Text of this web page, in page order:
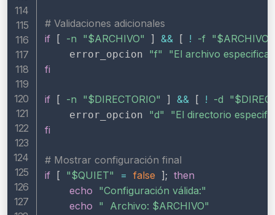
# Validaciones adicionales
if
[ -n "$ARCHIVO" ] && [ ! -f "$ARCHIVO
    error_opcion
"f"
"El archivo
fi
if [ -n "$DIRECTORIO" ] && [ ! -d "
    error_opcion
"d"
"El directorio
fi
# Mostrar configuración final
if
[ "$QUIET" = false ] ; then
echo "Configuración válida:"
echo "  Archivo: $ARCHIVO"